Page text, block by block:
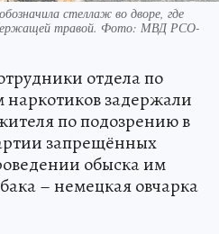
стеллаж во дворе, где
травой. Фото: МВД РСО-
отдела по
наркотиков задержали
по подозрению в
запрещённых
обыска им
– немецкая овчарка